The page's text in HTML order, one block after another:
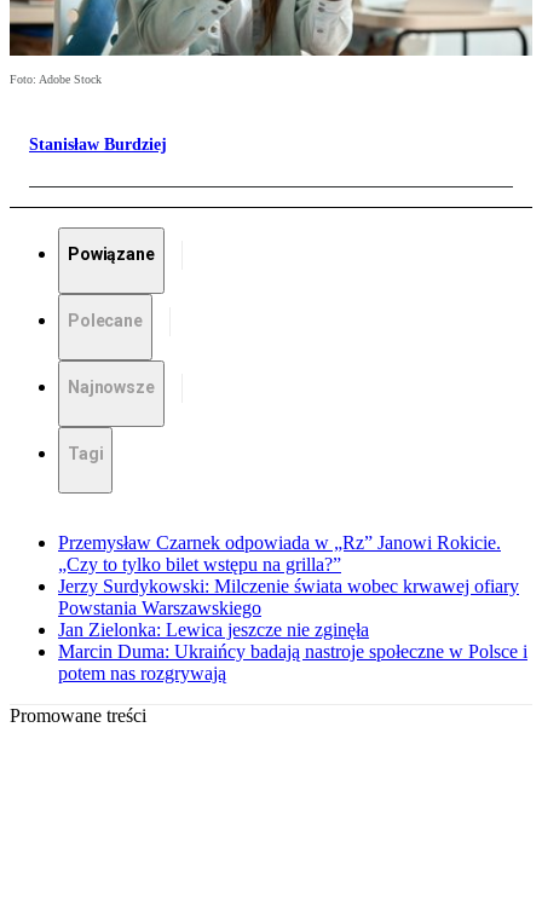
Foto: Adobe Stock
Stanisław Burdziej
Powiązane
Polecane
Najnowsze
Tagi
Przemysław Czarnek odpowiada w „Rz” Janowi Rokicie.
„Czy to tylko bilet wstępu na grilla?”
Jerzy Surdykowski: Milczenie świata wobec krwawej ofiary
Powstania Warszawskiego
Jan Zielonka: Lewica jeszcze nie zginęła
Marcin Duma: Ukraińcy badają nastroje społeczne w Polsce i
potem nas rozgrywają
Promowane treści